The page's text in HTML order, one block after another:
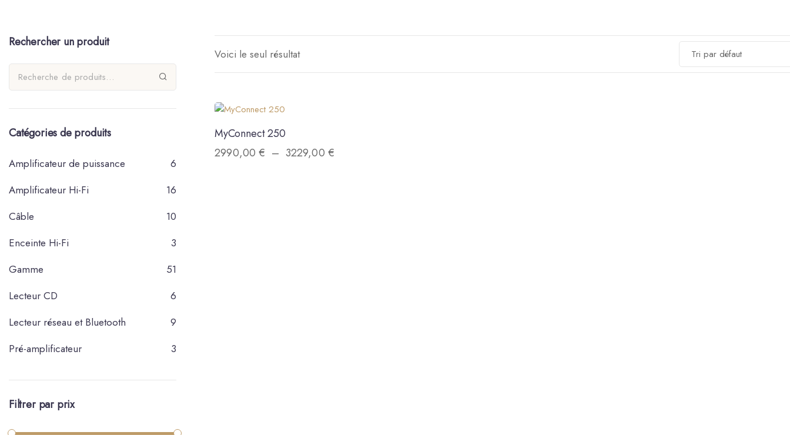
Voici le seul résultat
MyConnect 250
2990,00€ – 3229,00€
Rechercher un produit
Catégories de produits
Amplificateur de puissance
6
Amplificateur Hi-Fi
16
Câble
10
Enceinte Hi-Fi
3
Gamme
51
Lecteur CD
6
Lecteur réseau et Bluetooth
9
Pré-amplificateur
3
Filtrer par prix